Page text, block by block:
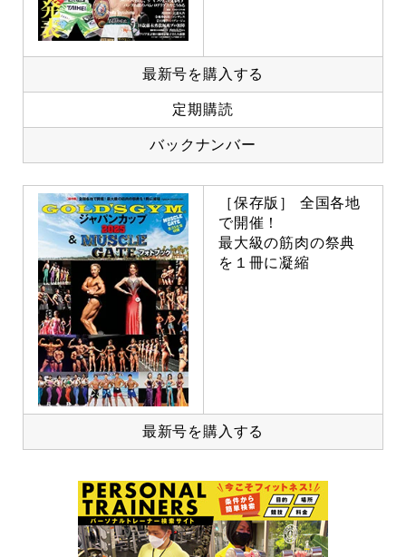
最新号を購入する
定期購読
バックナンバー
［保存版］ 全国各地
で開催！
最大級の筋肉の祭典
を１冊に凝縮
最新号を購入する